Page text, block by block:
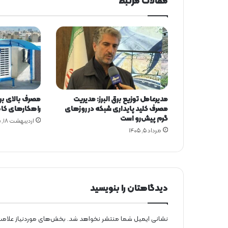
گ
ی
ر
ق
د
ر
خ
و
ز
س
ت
ا
پ
ا
ا
خ
و
مدیرعامل توزیع برق البرز: مدیریت
مصرف کلید پایداری شبکه در روزهای
گرم پیش‌رو است
مرداد ۵, ۱۴۰۵
مصرف بالای
راهکارهای
اردیبهشت ۱۸, ۱۴۰۵
دیدگاهتان را بنویسید
نشانی ایمیل شما منتشر نخواهد شد. بخش‌های موردنیاز